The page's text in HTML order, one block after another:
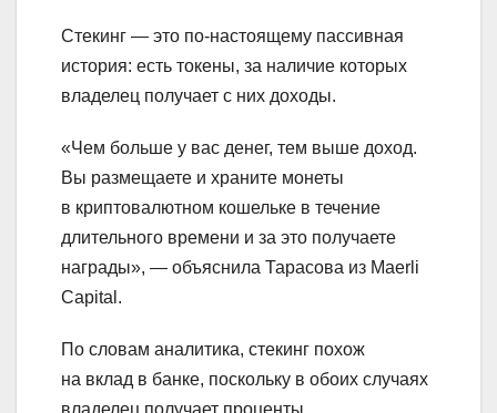
Стекинг — это по-настоящему пассивная
история: есть токены, за наличие которых
владелец получает с них доходы.
«Чем больше у вас денег, тем выше доход.
Вы размещаете и храните монеты
в криптовалютном кошельке в течение
длительного времени и за это получаете
награды», — объяснила Тарасова из Maerli
Capital.
По словам аналитика, стекинг похож
на вклад в банке, поскольку в обоих случаях
владелец получает проценты